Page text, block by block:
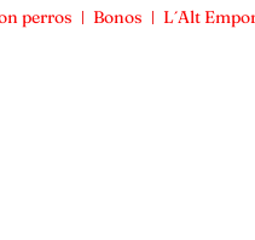
perros Bonos L´Alt
con perros Bonos L´Alt